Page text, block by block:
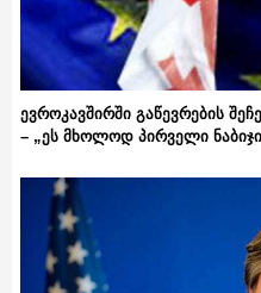
ევროკავშირში გაწევრების
– „ეს მხოლოდ პირველი